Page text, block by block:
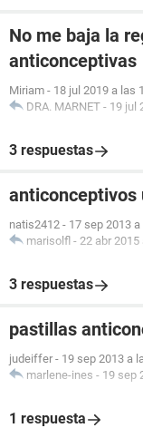
No me baja la
anticonceptivas
Miriam - 18 jul 2019 a las
DRA. MARNET - 19 jul
3 respuestas
anticonceptivos
natis2412 - 17 sep 2013
marisolfl - 22 abr 2015
3 respuestas
pastillas
judeiffer - 19 sep 2013 a
marlene-ines - 19 sep
1 respuesta